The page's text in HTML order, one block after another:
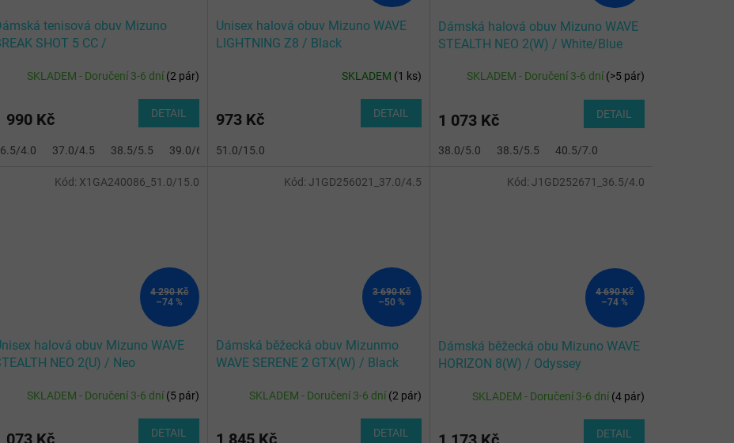
tenisová obuv Mizuno
SHOT 5 CC /
SKLADEM - Doručení 3-6 dní(2 pár)
990 Kč DETAIL
4.0 37.0/4.5 38.5/5.5 39.0/6.0 40.0/6.5
Unisex halová obuv Mizuno WAVE
LIGHTNING Z8 / Black
SKLADEM (1 ks)
973 Kč DETAIL
51.0/15.0
Dámská halová obuv Mizuno WAVE
STEALTH NEO 2(W) / White/Blue
SKLADEM - Doručení 3-6 dní(>5 pár)
1 073 Kč DETAIL
38.0/5.0 38.5/5.5 40.5/7.0
4 290 Kč
–74 %
halová obuv Mizuno WAVE
NEO 2(U) / Neo
SKLADEM - Doručení 3-6 dní(5 pár)
DETAIL
Kód: X1GA240086_51.0/15.0
3 690 Kč
–50 %
Dámská běžecká obuv Mizunmo
WAVE SERENE 2 GTX(W) / Black
SKLADEM - Doručení 3-6 dní(2 pár)
DETAIL
Kód: J1GD256021_37.0/4.5
4 690 Kč
–74 %
Dámská běžecká obu Mizuno WAVE
HORIZON 8(W) / Odyssey
SKLADEM - Doručení 3-6 dní(4 pár)
DETAIL
Kód: J1GD252671_36.5/4.0